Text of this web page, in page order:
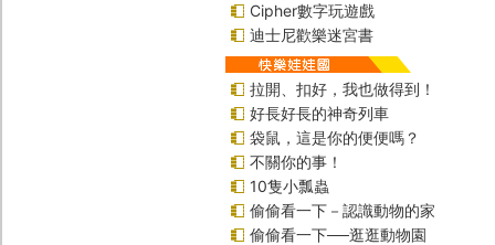
Cipher數字玩遊戲
迪士尼歡樂迷宮書
拉開、扣好，我也做得到！
好長好長的神奇列車
袋鼠，這是你的便便嗎？
不關你的事！
10隻小瓢蟲
偷偷看一下－認識動物的家
偷偷看一下──逛逛動物園